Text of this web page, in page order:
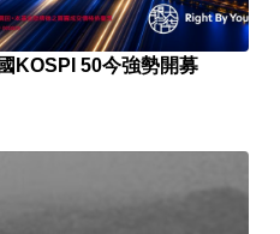
KOSPI 50今強勢開募